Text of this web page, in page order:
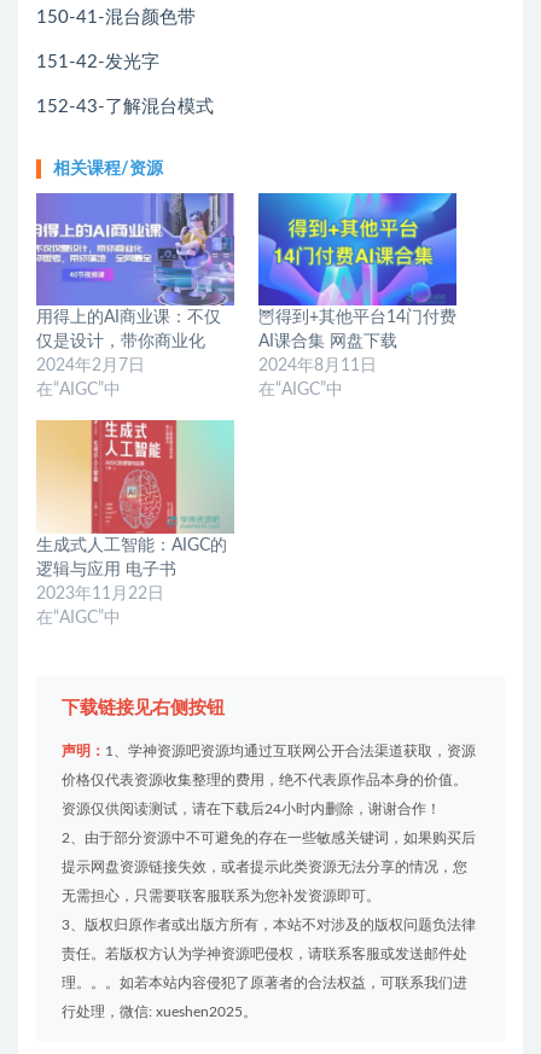
150-41-混台颜色带
151-42-发光字
152-43-了解混台模式
相关课程/资源
用得上的AI商业课：不仅
仅是设计，带你商业化
2024年2月7日
在“AIGC”中
🦉得到+其他平台14门付费
AI课合集 网盘下载
2024年8月11日
在“AIGC”中
生成式人工智能：AIGC的
逻辑与应用 电子书
2023年11月22日
在“AIGC”中
下载链接见右侧按钮
声明： 1、学神资源吧资源均通过互联网公开合法渠道获取，资源
价格仅代表资源收集整理的费用，绝不代表原作品本身的价值。
资源仅供阅读测试，请在下载后24小时内删除，谢谢合作！
2、由于部分资源中不可避免的存在一些敏感关键词，如果购买后
提示网盘资源链接失效，或者提示此类资源无法分享的情况，您
无需担心，只需要联客服联系为您补发资源即可。
3、版权归原作者或出版方所有，本站不对涉及的版权问题负法律
责任。若版权方认为学神资源吧侵权，请联系客服或发送邮件处
理。。。如若本站内容侵犯了原著者的合法权益，可联系我们进
行处理，微信: xueshen2025。